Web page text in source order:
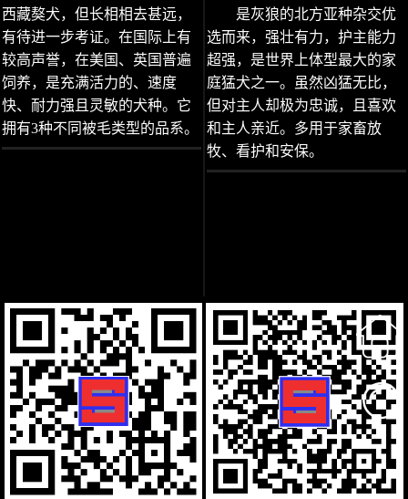
西藏獒犬，但长相相去甚远，
有待进一步考证。在国际上有
较高声誉，在美国、英国普遍
饲养，是充满活力的、速度
快、耐力强且灵敏的犬种。它
拥有3种不同被毛类型的品系。
是灰狼的北方亚种杂交优
选而来，强壮有力，护主能力
超强，是世界上体型最大的家
庭猛犬之一。虽然凶猛无比，
但对主人却极为忠诚，且喜欢
和主人亲近。多用于家畜放
牧、看护和安保。